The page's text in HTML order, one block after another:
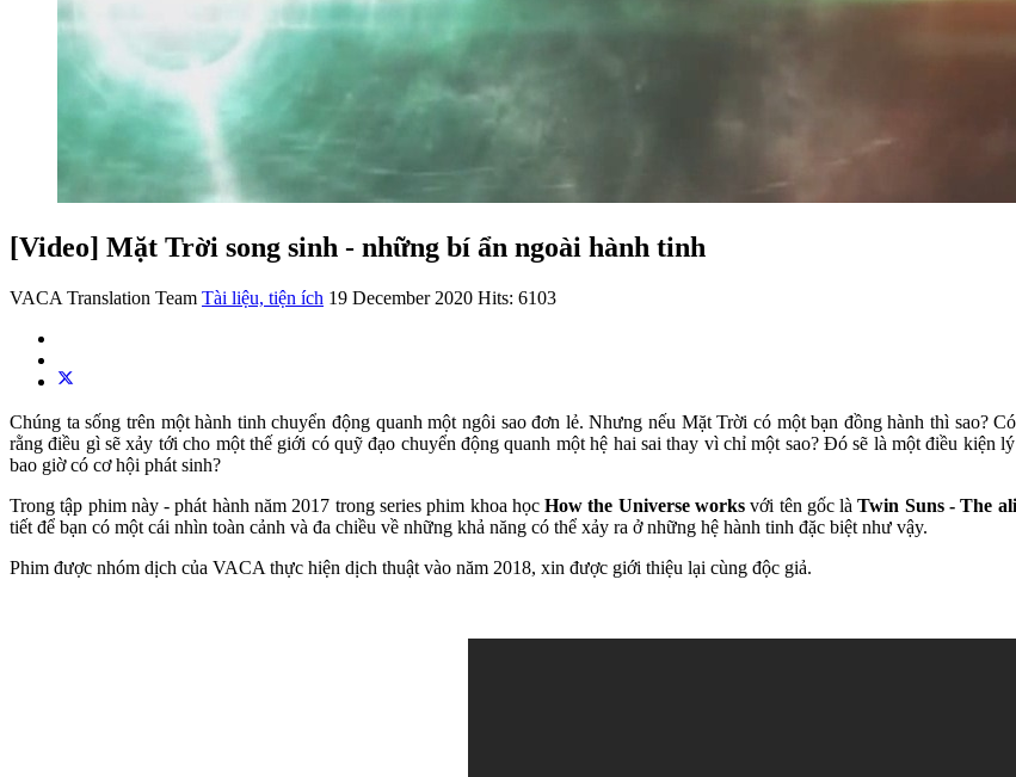
[Video] Mặt Trời song sinh - những bí ẩn ngoài hành tinh
VACA Translation Team Tài liệu, tiện ích 19 December 2020 Hits: 6103
Chúng ta sống trên một hành tinh chuyển động quanh một ngôi sao đơn lẻ. Nhưng nếu Mặt Trời có một bạn đồng hành thì sao?
rằng điều gì sẽ xảy tới cho một thế giới có quỹ đạo chuyển động quanh một hệ hai sai thay vì chỉ một sao? Đó sẽ là một điều kiện
bao giờ có cơ hội phát sinh?
Trong tập phim này - phát hành năm 2017 trong series phim khoa họcHow the Universe worksvới tên gốc làTwin Suns - The
tiết để bạn có một cái nhìn toàn cảnh và đa chiều về những khả năng có thể xảy ra ở những hệ hành tinh đặc biệt như vậy.
Phim được nhóm dịch của VACA thực hiện dịch thuật vào năm 2018, xin được giới thiệu lại cùng độc giả.